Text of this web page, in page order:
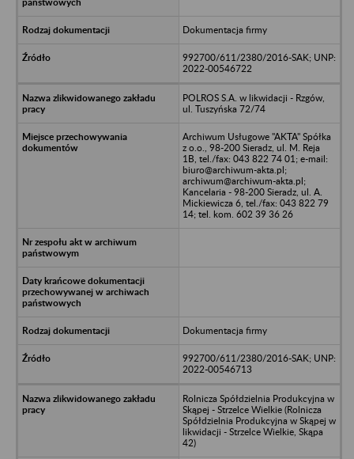
Dokumentacja firmy
992700/611/2380/2016-SAK; UNP:
2022-00546722
POLROS S.A. w likwidacji - Rzgów,
ul. Tuszyńska 72/74
Archiwum Usługowe "AKTA" Spółka
z o.o., 98-200 Sieradz, ul. M. Reja
1B, tel./fax: 043 822 74 01; e-mail:
biuro@archiwum-akta.pl;
archiwum@archiwum-akta.pl;
Kancelaria - 98-200 Sieradz, ul. A.
Mickiewicza 6, tel./fax: 043 822 79
14; tel. kom. 602 39 36 26
Dokumentacja firmy
992700/611/2380/2016-SAK; UNP:
2022-00546713
Rolnicza Spółdzielnia Produkcyjna w
Skąpej - Strzelce Wielkie (Rolnicza
Spółdzielnia Produkcyjna w Skąpej w
likwidacji - Strzelce Wielkie, Skąpa
42)